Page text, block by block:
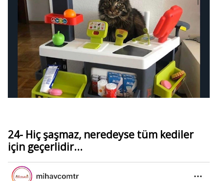
24- Hiç şaşmaz, neredeyse tüm kediler
için geçerlidir...